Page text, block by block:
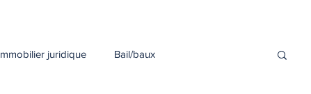
juridique Bail/baux